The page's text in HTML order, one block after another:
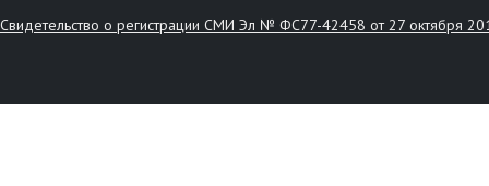
Свидетельство о регистрации СМИ Эл № ФС77-42458 от 27 октября